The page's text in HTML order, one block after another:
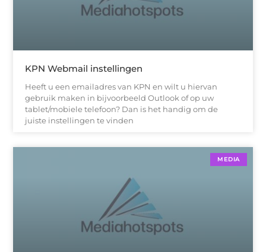
KPN Webmail instellingen
Heeft u een emailadres van KPN en wilt u hiervan
gebruik maken in bijvoorbeeld Outlook of op uw
tablet/mobiele telefoon? Dan is het handig om de
juiste instellingen te vinden
MEDIA